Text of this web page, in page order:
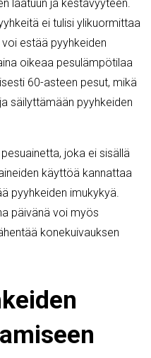
laatuun ja kestävyyteen.
ei tulisi ylikuormittaa
estää pyyhkeiden
oikeaa pesulämpötilaa
60-asteen pesut, mikä
säilyttämään pyyhkeiden
joka ei sisällä
käyttöä kannattaa
pyyhkeiden imukykyä.
päivänä voi myös
konekuivauksen